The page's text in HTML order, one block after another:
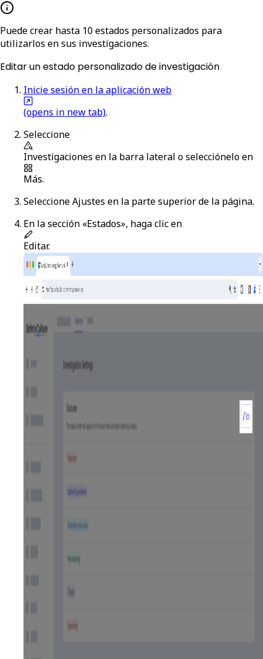
Puede crear hasta 10 estados personalizados para
utilizarlos en sus investigaciones.
Editar un estado personalizado de investigación
Inicie sesión en la aplicación web
(opens in new tab).
Seleccione
Investigaciones en la barra lateral o selecciónelo en
Más.
SeleccioneAjustes en la parte superior de la página.
En la sección «Estados», haga clic en
Editar.